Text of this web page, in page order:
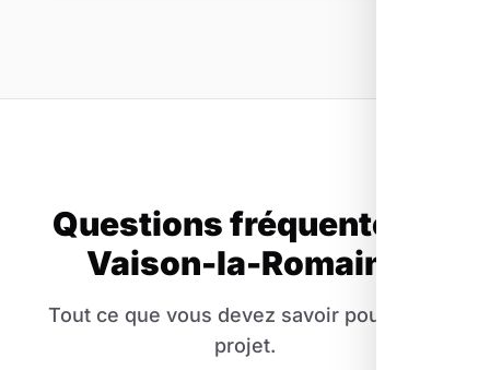
Questions fréquentes à
Vaison-la-Romaine
Tout ce que vous devez savoir pour votre
projet.